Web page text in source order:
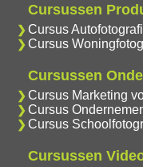
Cursussen
Cursus
Cursus
Cursussen
Cursus Marketing
Cursus
Cursus
Cursussen